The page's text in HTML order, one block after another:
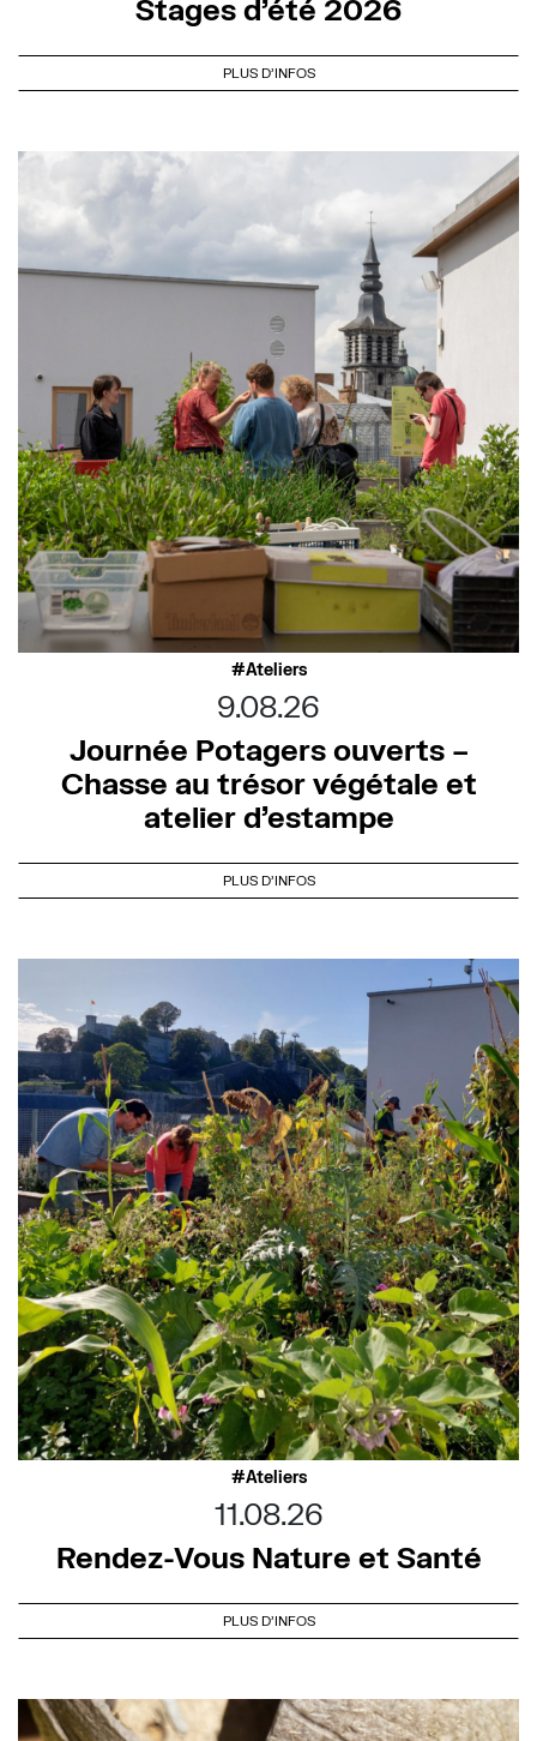
Stages d’été 2026
PLUS D'INFOS
Ateliers
9.08.26
Journée Potagers ouverts –
Chasse au trésor végétale et
atelier d’estampe
PLUS D'INFOS
Ateliers
11.08.26
Rendez-Vous Nature et Santé
PLUS D'INFOS